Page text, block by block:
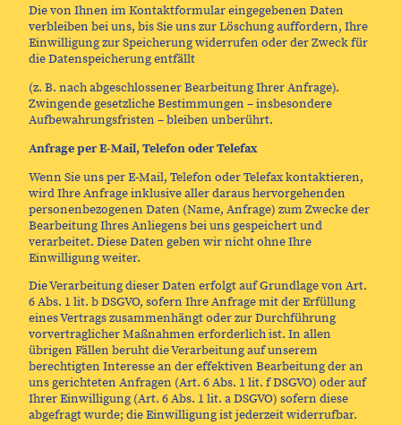
Die von Ihnen im Kontaktformular eingegebenen Daten
verbleiben bei uns, bis Sie uns zur Löschung auffordern, Ihre
Einwilligung zur Speicherung widerrufen oder der Zweck für
die Datenspeicherung entfällt
(z. B. nach abgeschlossener Bearbeitung Ihrer Anfrage).
Zwingende gesetzliche Bestimmungen – insbesondere
Aufbewahrungsfristen – bleiben unberührt.
Anfrage per E-Mail, Telefon oder Telefax
Wenn Sie uns per E-Mail, Telefon oder Telefax kontaktieren,
wird Ihre Anfrage inklusive aller daraus hervorgehenden
personenbezogenen Daten (Name, Anfrage) zum Zwecke der
Bearbeitung Ihres Anliegens bei uns gespeichert und
verarbeitet. Diese Daten geben wir nicht ohne Ihre
Einwilligung weiter.
Die Verarbeitung dieser Daten erfolgt auf Grundlage von Art.
6 Abs. 1 lit. b DSGVO, sofern Ihre Anfrage mit der Erfüllung
eines Vertrags zusammenhängt oder zur Durchführung
vorvertraglicher Maßnahmen erforderlich ist. In allen
übrigen Fällen beruht die Verarbeitung auf unserem
berechtigten Interesse an der effektiven Bearbeitung der an
uns gerichteten Anfragen (Art. 6 Abs. 1 lit. f DSGVO) oder auf
Ihrer Einwilligung (Art. 6 Abs. 1 lit. a DSGVO) sofern diese
abgefragt wurde; die Einwilligung ist jederzeit widerrufbar.